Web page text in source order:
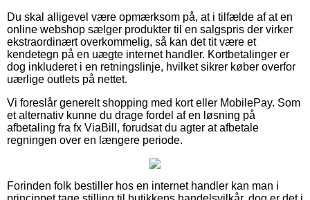
Du skal alligevel være opmærksom på, at i tilfælde af at en
online webshop sælger produkter til en salgspris der virker
ekstraordinært overkommelig, så kan det tit være et
kendetegn på en uægte internet handler. Kortbetalinger er
dog inkluderet i en retningslinje, hvilket sikrer køber overfor
uærlige outlets på nettet.
Vi foreslår generelt shopping med kort eller MobilePay. Som
et alternativ kunne du drage fordel af en løsning på
afbetaling fra fx ViaBill, forudsat du agter at afbetale
regningen over en længere periode.
Forinden folk bestiller hos en internet handler kan man i